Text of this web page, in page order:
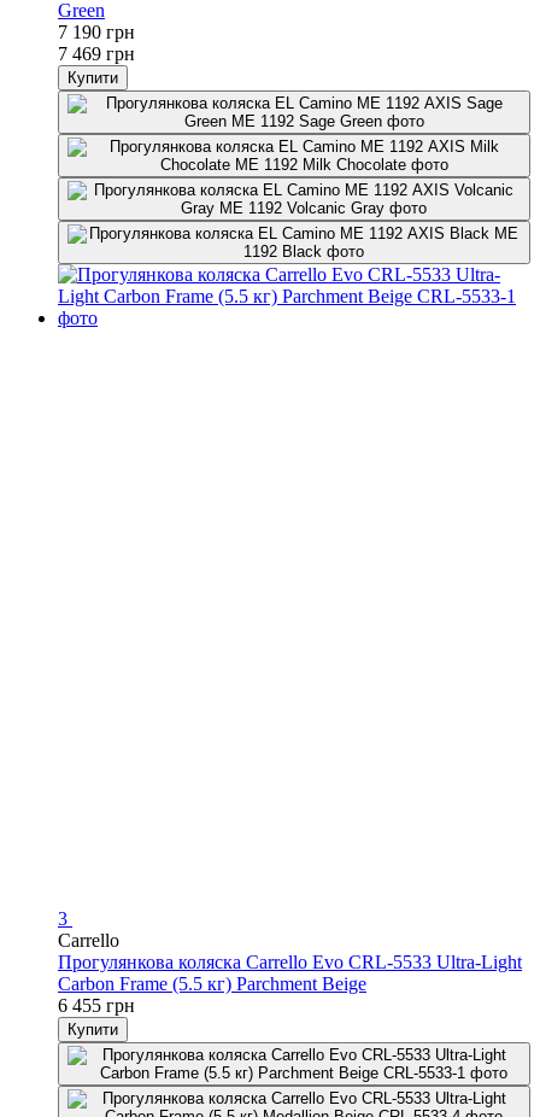
Green
7 190 грн
7 469 грн
Купити
3
Carrello
Прогулянкова коляска Carrello Evo CRL-5533 Ultra-Light
Carbon Frame (5.5 кг) Parchment Beige
6 455 грн
Купити